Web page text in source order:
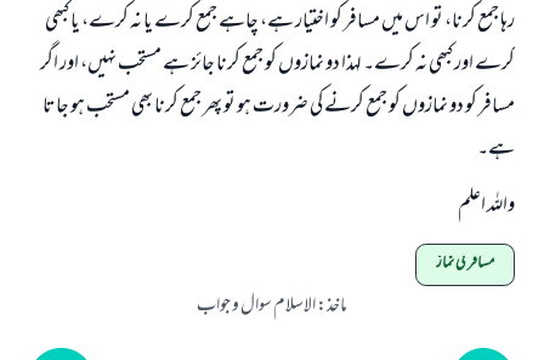
رہا جمع کرنا، تو اس میں مسافر کو اختیار ہے، چاہے جمع کرے یا نہ کرے، یا کبھی
کرے اور کبھی نہ کرے۔ لہذا دو نمازوں کو جمع کرنا جائز ہے مستحب نہیں، اور اگر
مسافر کو دو نمازوں کو جمع کرنے کی ضرورت ہو تو پھر جمع کرنا بھی مستحب ہو جاتا
ہے۔
واللہ اعلم
مسافر کی نماز
ماخذ:الاسلام سوال و جواب